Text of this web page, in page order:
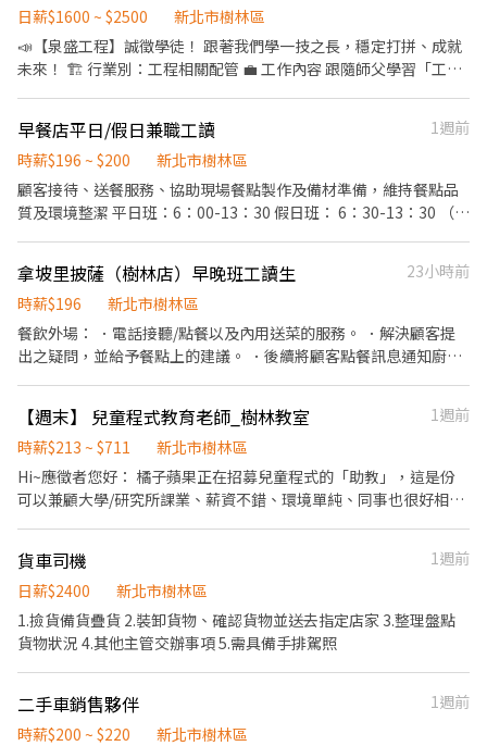
日薪$1600 ~ $2500
新北市樹林區
📣【泉盛工程】誠徵學徒！ 跟著我們學一技之長，穩定打拼、成就
未來！ 🏗️ 行業別：工程相關配管 💼 工作內容 跟隨師父學習「工程
餐與涼水 • 不定期舉辦員工聚餐 • 補助工會勞健保 🌟 我們重視的
是「一起成長」 我們希望加入的夥伴是： ✔ 想賺錢，願意踏實努力
的人 ✔ 想成就自我，不甘平庸的人 ✔ 想在社會立足，追求穩定與未
來的人 💰 薪資與升遷制度 • 學徒期間薪資 $1600／日 • 工作滿一
管理者後，參與分紅制度，共享成果！ 🔍 我們在找這樣的你 我們希
望培養的，是對工作有責任感、有企圖心、肯學肯做的人才。如果
李老闆：0930-789-557 （來電請告知是看到徵才訊息）
早餐店平日/假日兼職工讀
1週前
時薪$196 ~ $200
新北市樹林區
顧客接待、送餐服務、協助現場餐點製作及備材準備，維持餐點品
質及環境整潔 平日班：6：00-13：30 假日班： 6：30-13：30 （時
拿坡里披薩（樹林店）早晚班工讀生
23小時前
時薪$196
新北市樹林區
餐飲外場： ．電話接聽/點餐以及內用送菜的服務。 ．解決顧客提
出之疑問，並給予餐點上的建議。 ．後續將顧客點餐訊息通知廚房
前與烹飪中之準備工作與其他餐廳相關事務。 ．負責洗、切各種食
材。 ．負責清理工作環境、設備和餐具。 ．準備不同餐點所需要的
食材。 ．負責擺盤、打包外帶服務。
【週末】 兒童程式教育老師_樹林教室
1週前
時薪$213 ~ $711
新北市樹林區
Hi~應徵者您好： 橘子蘋果正在招募兒童程式的「助教」，這是份
可以兼顧大學/研究所課業、薪資不錯、環境單純、同事也很好相處
有問題歡迎各位應徵者來信到下方提供的招募信箱做詢問！ -----以
下為徵才資訊----- 【職稱/薪資】 ●助教，依課程類型支薪，
一堂課 480-560 元。 ●若表現佳，升任學習教練，一堂課 700
- 1600 元。 【課程內容】 我們的課程內容有 ● 菁英課程：
段】 ● 菁英課程：週六 09:45-12:00、13:15-15:30 【工作地點
與課程規劃】 ●教室的詳細位置都可以透過官網進行查詢，也
貨車司機
1週前
日薪$2400
新北市樹林區
1.撿貨備貨疊貨 2.裝卸貨物、確認貨物並送去指定店家 3.整理盤點
貨物狀況 4.其他主管交辦事項 5.需具備手排駕照
二手車銷售夥伴
1週前
時薪$200 ~ $220
新北市樹林區